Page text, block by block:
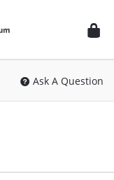
Ask A Question